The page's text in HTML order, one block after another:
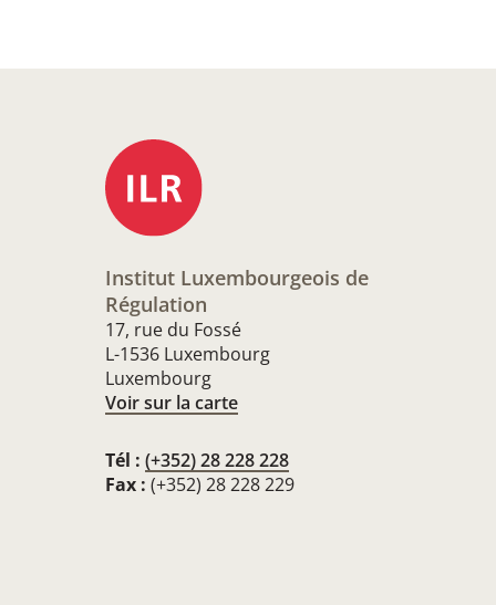
Institut Luxembourgeois de
Régulation
17, rue du Fossé
L-1536 Luxembourg
Luxembourg
Voir sur la carte
Tél : (+352) 28 228 228
Fax : (+352) 28 228 229